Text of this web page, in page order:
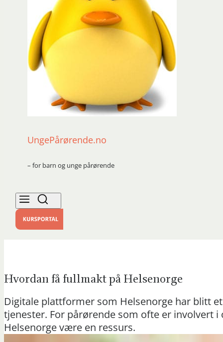
UngePårørende.no
– for barn og unge pårørende
Hvordan få fullmakt på Helsenorge
Digitale plattformer som Helsenorge har blitt
tjenester. For pårørende som ofte er
Helsenorge være en ressurs.